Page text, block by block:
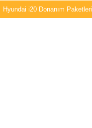
Hyundai i20 Donanım Paketleri